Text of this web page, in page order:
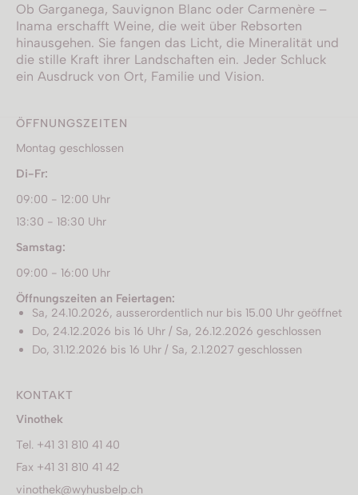
Ob Garganega, Sauvignon Blanc oder Carmenère –
Inama erschafft Weine, die weit über Rebsorten
hinausgehen. Sie fangen das Licht, die Mineralität und
die stille Kraft ihrer Landschaften ein. Jeder Schluck
ein Ausdruck von Ort, Familie und Vision.
ÖFFNUNGSZEITEN
Montag geschlossen
Di-Fr:
09:00 - 12:00 Uhr
13:30 - 18:30 Uhr
Samstag:
09:00 - 16:00 Uhr
Öffnungszeiten an Feiertagen:
Sa, 24.10.2026, ausserordentlich nur bis 15.00 Uhr geöffnet
Do, 24.12.2026 bis 16 Uhr / Sa, 26.12.2026 geschlossen
Do, 31.12.2026 bis 16 Uhr / Sa, 2.1.2027 geschlossen
KONTAKT
Vinothek
Tel. +41 31 810 41 40
Fax +41 31 810 41 42
vinothek@wyhusbelp.ch